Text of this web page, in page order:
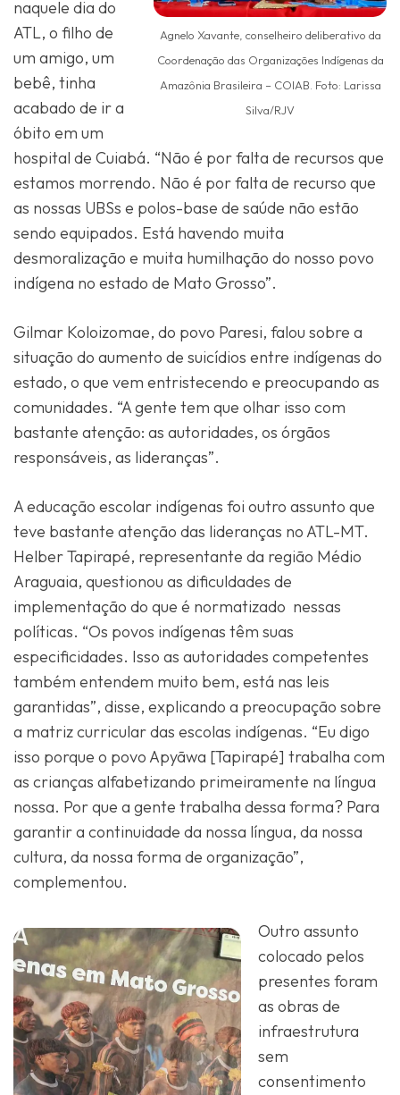
Agnelo Xavante, conselheiro deliberativo da
Coordenação das Organizações Indígenas da
Amazônia Brasileira – COIAB. Foto: Larissa
Silva/RJV
naquele dia do
ATL, o filho de
um amigo, um
bebê, tinha
acabado de ir a
óbito em um
hospital de Cuiabá. “Não é por falta de recursos que
estamos morrendo. Não é por falta de recurso que
as nossas UBSs e polos-base de saúde não estão
sendo equipados. Está havendo muita
desmoralização e muita humilhação do nosso povo
indígena no estado de Mato Grosso”.
Gilmar Koloizomae, do povo Paresi, falou sobre a
situação do aumento de suicídios entre indígenas do
estado, o que vem entristecendo e preocupando as
comunidades. “A gente tem que olhar isso com
bastante atenção: as autoridades, os órgãos
responsáveis, as lideranças”.
A educação escolar indígenas foi outro assunto que
teve bastante atenção das lideranças no ATL-MT.
Helber Tapirapé, representante da região Médio
Araguaia, questionou as dificuldades de
implementação do que é normatizado nessas
políticas. “Os povos indígenas têm suas
especificidades. Isso as autoridades competentes
também entendem muito bem, está nas leis
garantidas”, disse, explicando a preocupação sobre
a matriz curricular das escolas indígenas. “Eu digo
isso porque o povo Apyãwa [Tapirapé] trabalha com
as crianças alfabetizando primeiramente na língua
nossa. Por que a gente trabalha dessa forma? Para
garantir a continuidade da nossa língua, da nossa
cultura, da nossa forma de organização”,
complementou.
Outro assunto
colocado pelos
presentes foram
as obras de
infraestrutura
sem
consentimento